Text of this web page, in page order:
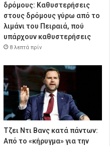
δρόμους: Καθυστερήσεις
στους δρόμους γύρω από το
λιμάνι του Πειραιά, πού
υπάρχουν καθυστερήσεις
8 λεπτά πρίν
Τζει Ντι Βανς κατά πάντων:
Από το «κήρυγμα» για την